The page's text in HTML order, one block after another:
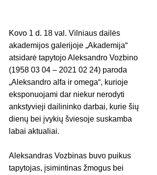
Kovo 1 d. 18 val. Vilniaus dailės
akademijos galerijoje „Akademija“
atsidarė tapytojo Aleksandro Vozbino
(1958 03 04 – 2021 02 24) paroda
„Aleksandro alfa ir omega“, kurioje
eksponuojami dar niekur nerodyti
ankstyvieji dailininko darbai, kurie šių
dienų bei įvykių šviesoje suskamba
labai aktualiai.
Aleksandras Vozbinas buvo puikus
tapytojas, įsimintinas žmogus bei